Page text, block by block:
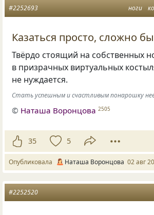
ноги
#2252693
Казаться просто, сложно
Твёрдо стоящий на собственных
в призрачных виртуальных
не нуждается.
Стать успешным и счастливым понарошку
© Наташа Воронцова 2505
35 5
Опубликовала Наташа Воронцова 02 авг
#2252520